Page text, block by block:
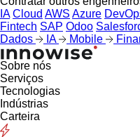
IA Cloud AWS Azure
Fintech SAP Odoo
Dados
IA Mobile
Sobre nós
Serviços
Tecnologias
Indústrias
Carteira